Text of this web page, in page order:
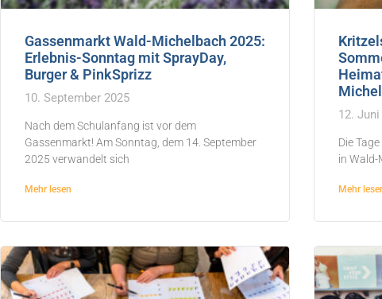
Gassenmarkt Wald-Michelbach 2025:
Erlebnis-Sonntag mit SprayDay,
Burger & PinkSprizz
10. September 2025
Nach dem Schulanfang ist vor dem
Gassenmarkt! Am Sonntag, dem 14. September
2025 verwandelt sich
Mehr lesen
12.
Die
in Wald-
Mehr